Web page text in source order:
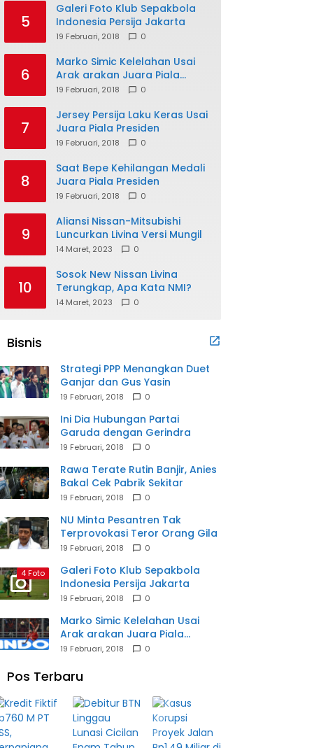
5
Galeri Foto Klub Sepakbola
Indonesia Persija Jakarta
19 Februari, 2018 0
6
Marko Simic Kelelahan Usai
Arak arakan Juara Piala
Presiden
19 Februari, 2018 0
7
Jersey Persija Laku Keras Usai
Juara Piala Presiden
19 Februari, 2018 0
8
Saat Bepe Kehilangan Medali
Juara Piala Presiden
19 Februari, 2018 0
9
Aliansi Nissan-Mitsubishi
Luncurkan Livina Versi Mungil
14 Maret, 2023 0
10
Sosok New Nissan Livina
Terungkap, Apa Kata NMI?
14 Maret, 2023 0
Bisnis
Strategi PPP Menangkan Duet
Ganjar dan Gus Yasin
19 Februari, 2018 0
Ini Dia Hubungan Partai
Garuda dengan Gerindra
19 Februari, 2018 0
Rawa Terate Rutin Banjir, Anies
Bakal Cek Pabrik Sekitar
19 Februari, 2018 0
NU Minta Pesantren Tak
Terprovokasi Teror Orang Gila
19 Februari, 2018 0
4 Foto
Galeri Foto Klub Sepakbola
Indonesia Persija Jakarta
19 Februari, 2018 0
Marko Simic Kelelahan Usai
Arak arakan Juara Piala
Presiden
19 Februari, 2018 0
Pos Terbaru